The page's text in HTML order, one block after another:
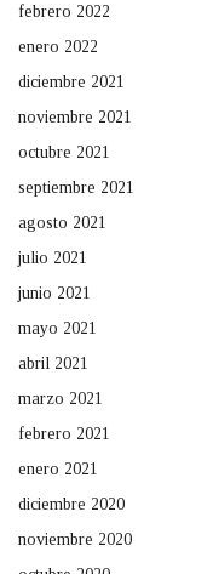
febrero 2022
enero 2022
diciembre 2021
noviembre 2021
octubre 2021
septiembre 2021
agosto 2021
julio 2021
junio 2021
mayo 2021
abril 2021
marzo 2021
febrero 2021
enero 2021
diciembre 2020
noviembre 2020